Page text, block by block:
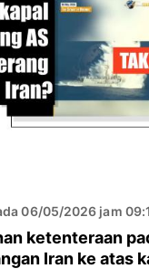
06/05/2026 jam
ketenteraan
Iran ke atas